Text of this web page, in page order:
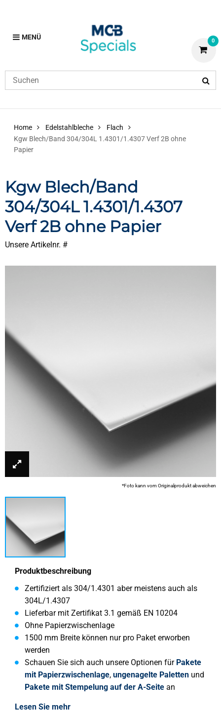
MENÜ 0
Home Edelstahlbleche
Flach
Kgw Blech/Band 304/304L 1.4301/1.4307 Verf 2B ohne
Papier
Kgw Blech/Band
304/304L 1.4301/1.4307
Verf 2B ohne Papier
Unsere Artikelnr. #
*Foto kann vom Originalprodukt abweichen
Produktbeschreibung
Zertifiziert als 304/1.4301 aber meistens auch als
304L/1.4307
Lieferbar mit Zertifikat 3.1 gemäß EN 10204
Ohne Papierzwischenlage
1500 mm Breite können nur pro Paket erworben
werden
Schauen Sie sich auch unsere Optionen für Pakete
mit Papierzwischenlage, ungenagelte Paletten und
Pakete mit Stempelung auf der A-Seite an
Lesen Sie mehr